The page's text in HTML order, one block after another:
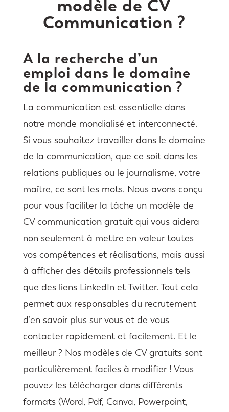
modèle de CV
Communication ?
A la recherche d’un
emploi dans le domaine
de la communication ?
La communication est essentielle dans
notre monde mondialisé et interconnecté.
Si vous souhaitez travailler dans le domaine
de la communication, que ce soit dans les
relations publiques ou le journalisme, votre
maître, ce sont les mots. Nous avons conçu
pour vous faciliter la tâche un modèle de
CV communication gratuit qui vous aidera
non seulement à mettre en valeur toutes
vos compétences et réalisations, mais aussi
à afficher des détails professionnels tels
que des liens LinkedIn et Twitter. Tout cela
permet aux responsables du recrutement
d’en savoir plus sur vous et de vous
contacter rapidement et facilement. Et le
meilleur ? Nos modèles de CV gratuits sont
particulièrement faciles à modifier ! Vous
pouvez les télécharger dans différents
formats (Word, Pdf, Canva, Powerpoint,